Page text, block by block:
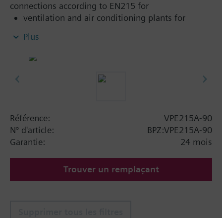
connections according to EN215 for
ventilation and air conditioning plants for
hydraulic balancing of terminal units, such as
heating zones like self-contained heating
Information complémentaire
Suitable media: Water (to VDI 2035), water with
anti-freeze.
The valves can be operated with Siemens actuators
type SSA.. / STA..
Plus
Référence:
VPE215A-90
N° d'article:
BPZ:VPE215A-90
Garantie:
24 mois
Trouver un remplaçant